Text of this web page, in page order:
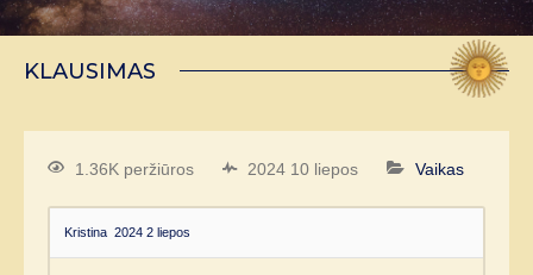
KLAUSIMAS
1.36K peržiūros 2024 10 liepos Vaikas
Kristina 2024 2 liepos